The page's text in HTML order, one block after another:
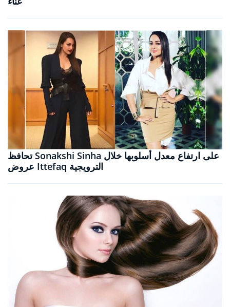
تحافظ Sonakshi Sinha على ارتفاع معدل أسلوبها خلال
عروض Ittefaq الترويجية